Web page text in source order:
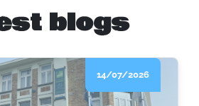
blogs
14/07/2026